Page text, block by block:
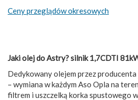
Ceny przeglądów okresowych
Jaki olej do Astry? silnik 1,7CDTI
Dedykowany olejem przez
– wymiana w każdym Aso Opla na
filtrem i uszczelką korka spustowego